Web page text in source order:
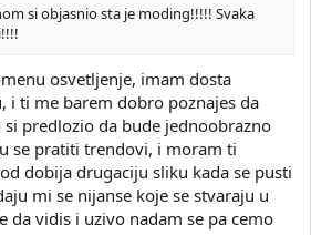
si objasnio sta je moding!!!!! Svaka
osvetljenje, imam dosta
i ti me barem dobro poznajes da
predlozio da bude jednoobrazno
se pratiti trendovi, i moram ti
dobija drugaciju sliku kada se pusti
mi se nijanse koje se stvaraju u
da vidis i uzivo nadam se pa cemo